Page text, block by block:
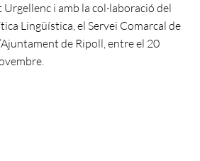
i amb la col·laboració del
Lingüística, el Servei Comarcal de
de Ripoll, entre el 20